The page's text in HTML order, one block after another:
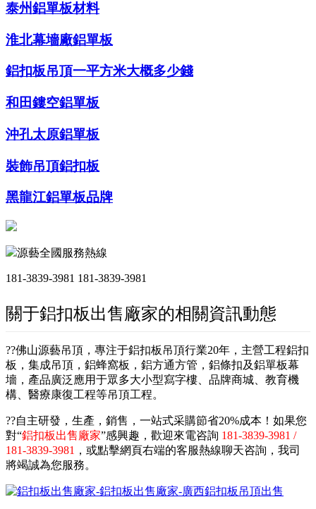
泰州鋁單板材料
淮北幕墻廠鋁單板
鋁扣板吊頂一平方米大概多少錢
和田鏤空鋁單板
沖孔太原鋁單板
裝飾吊頂鋁扣板
黑龍江鋁單板品牌
源藝全國服務熱線
181-3839-3981 181-3839-3981
關于鋁扣板出售廠家的相關資訊動態
??佛山源藝吊頂，專注于鋁扣板吊頂行業20年，主營工程鋁扣
板，集成吊頂，鋁蜂窩板，鋁方通方管，鋁條扣及鋁單板幕
墻，產品廣泛應用于眾多大小型寫字樓、品牌商城、教育機
構、醫療康復工程等吊頂工程。
??自主研發，生產，銷售，一站式采購節省20%成本！如果您
對“鋁扣板出售廠家”感興趣，歡迎來電咨詢 181-3839-3981 /
181-3839-3981 ，或點擊網頁右端的客服熱線聊天咨詢，我司
將竭誠為您服務。